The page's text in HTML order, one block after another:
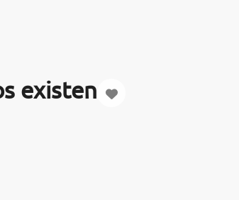
existen